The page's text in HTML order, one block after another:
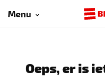
Menu
Oeps, er is